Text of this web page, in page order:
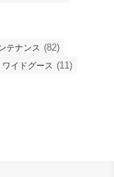
テナンス (82)
ワイドグース (11)